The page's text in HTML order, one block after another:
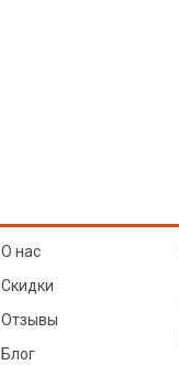
О нас
Скидки
Отзывы
Блог